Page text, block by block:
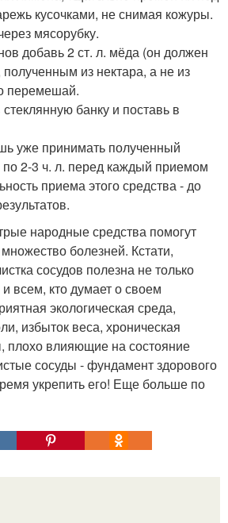
кусочками, не снимая кожуры.
мясорубку.
добавь 2 ст. л. мёда (он должен
из нектара, а не из
перемешай.
банку и поставь в
уже принимать полученный
2-3 ч. л. перед каждый приемом
приема этого средства - до
народные средства помогут
болезней. Кстати,
сосудов полезна не только
всем, кто думает о своем
экологическая среда,
избыток веса, хроническая
плохо влияющие на состояние
сосуды - фундамент здорового
укрепить его! Еще больше по